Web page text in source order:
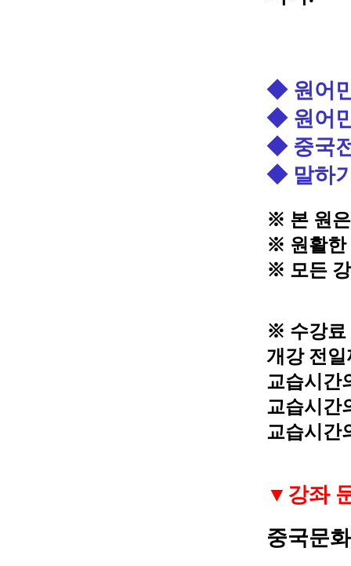
◆ 원어
◆ 원어
◆ 중국
◆ 말하
※ 본 원
※ 원활
※ 모든
※ 수강
개강 전
교습시간
교습시간
교습시간
▼ 강좌
중국문